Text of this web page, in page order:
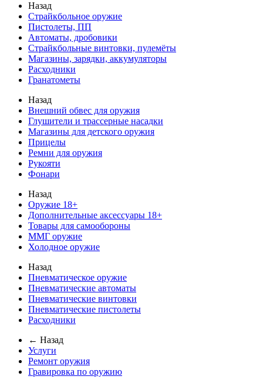
Назад
Страйкбольное оружие
Пистолеты, ПП
Автоматы, дробовики
Страйкбольные винтовки, пулемёты
Магазины, зарядки, аккумуляторы
Расходники
Гранатометы
Назад
Внешний обвес для оружия
Глушители и трассерные насадки
Магазины для детского оружия
Прицелы
Ремни для оружия
Рукояти
Фонари
Назад
Оружие 18+
Дополнительные аксессуары 18+
Товары для самообороны
ММГ оружие
Холодное оружие
Назад
Пневматическое оружие
Пневматические автоматы
Пневматические винтовки
Пневматические пистолеты
Расходники
← Назад
Услуги
Ремонт оружия
Гравировка по оружию